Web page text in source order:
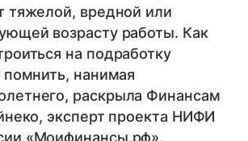
тяжелой, вредной или
возрасту работы. Как
на подработку
помнить, нанимая
раскрыла Финансам
эксперт проекта НИФИ
«Моифинансы.рф».